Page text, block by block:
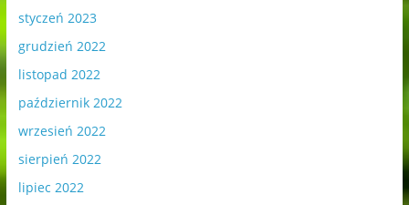
styczeń 2023
grudzień 2022
listopad 2022
październik 2022
wrzesień 2022
sierpień 2022
lipiec 2022